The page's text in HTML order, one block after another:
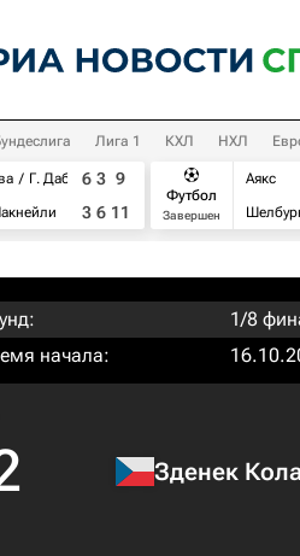
Лига 1 КХЛ НХЛ
Г. Дабровски
6 3 9
3 6 11
Футбол
Завершен
Аякс
1/8
начала:
Зденек